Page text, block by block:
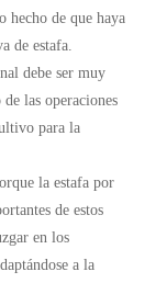
hecho de que haya
de estafa.
debe ser muy
las operaciones
para la
la estafa por
de estos
en los
a la